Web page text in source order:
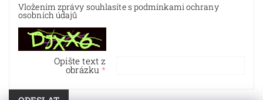
Vložením zprávy souhlasíte s podmínkami ochrany
osobních údajů
Opište text z
obrázku